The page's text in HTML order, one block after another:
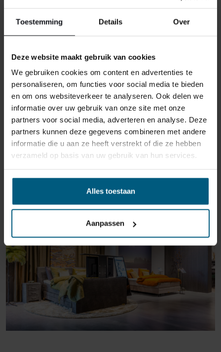
Toestemming Details Over
Deze website maakt gebruik van cookies
We gebruiken cookies om content en advertenties te
personaliseren, om functies voor social media te bieden
en om ons websiteverkeer te analyseren. Ook delen we
informatie over uw gebruik van onze site met onze
partners voor social media, adverteren en analyse. Deze
partners kunnen deze gegevens combineren met andere
informatie die u aan ze heeft verstrekt of die ze hebben
verzameld op basis van uw gebruik van hun services.
Alles toestaan
Aanpassen
In onze beddenspeciaalzaak vlakbij Beverwijk staat een
ervaren team van slaapadviseurs voor u klaar om
rust proefliggen en verschillende mogelijkheden
vergelijken in een showroom bij u in de buurt. Wij
nemen de tijd voor u en zorgen ervoor dat u met
vertrouwen de juiste keuze maakt.
Nederlands Slaapcentrum is niet alleen een bekende
beddenwinkel voor Beverwijk, maar ook voorAlphen
aan den Rijn,AmstelveenenEindhoven. Met filialen
verspreid over Noord-Holland, Brabant en Limburg is er
altijd een locatie die goed bereikbaar is. Kom langs en